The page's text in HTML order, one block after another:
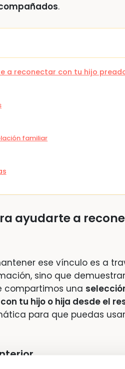
.
a reconectar con tu hijo
familiar
ayudarte a
ese vínculo es a
sino que
compartimos una
tu hijo o hija desde el
para que puedas